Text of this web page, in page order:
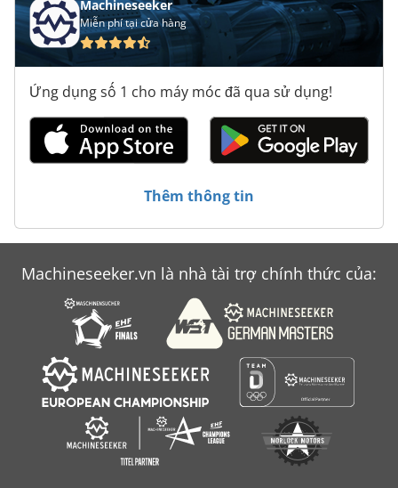
Máy Tiện Đầu
Máy Tính Di Động Nội
Thùng Thang Máy
Machineseeker
Miễn phí tại cửa hàng
Ứng dụng số 1 cho máy móc đã qua sử dụng!
Thêm thông tin
Machineseeker.vn là nhà tài trợ chính thức của: